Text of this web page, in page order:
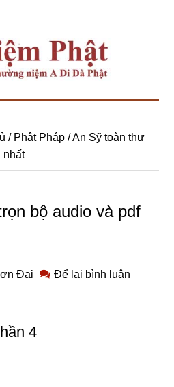
/ Phật Pháp /An Sỹ toàn thư
nhất
bộ audio và pdf
Đại Để lại bình luận
4